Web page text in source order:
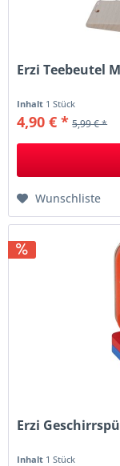
Erzi Teebeutel
Inhalt 1 Stück
4,90 € * 5,99 € *
Wunschliste
Erzi
Inhalt 1 Stück